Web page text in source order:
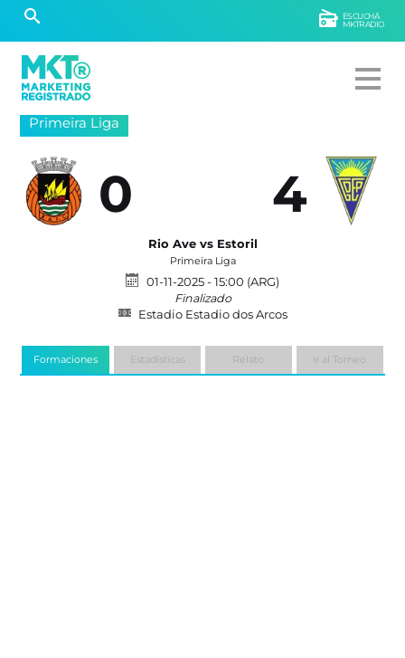
ESCUCHÁ
MKTRADIO
Primeira Liga
0 4
Rio Ave vs Estoril
Primeira Liga
01-11-2025 - 15:00 (ARG)
Finalizado
Estadio Estadio dos Arcos
Formaciones Estadísticas Relato Ir al Torneo